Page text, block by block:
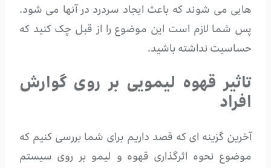
هایی می شوند که باعث ایجاد سردرد در آنها می شود.
پس شما لازم است این موضوع را از قبل چک کنید که
حساسیت نداشته باشید.
تاثیر قهوه لیمویی بر روی گوارش
افراد
آخرین گزینه ای که قصد داریم برای شما بررسی کنیم که
موضوع نحوه اثرگذاری قهوه و لیمو بر روی سیستم